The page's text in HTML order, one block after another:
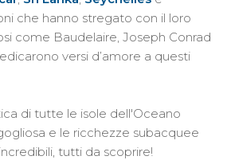
che hanno stregato con il loro
come Baudelaire, Joseph Conrad
versi d’amore a questi
di tutte le isole dell'Oceano
e le ricchezze subacquee
tutti da scoprire!